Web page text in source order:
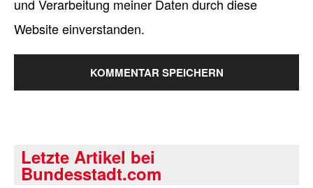
und Verarbeitung meiner Daten durch diese
Website einverstanden.
Letzte Artikel bei
Bundesstadt.com